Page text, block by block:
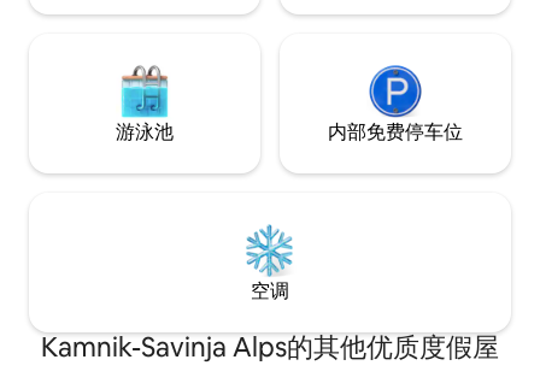
游泳池 内部免费停车位
空调
Kamnik-Savinja Alps的其他优质度假屋